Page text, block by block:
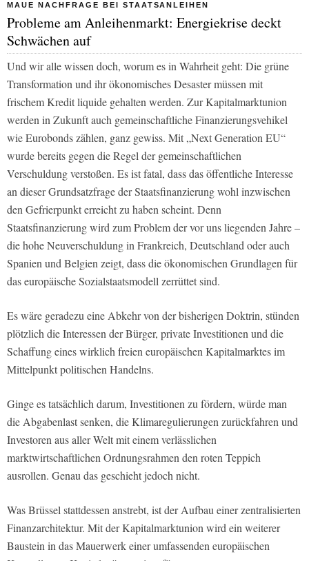
MAUE NACHFRAGE BEI STAATSANLEIHEN
Probleme am Anleihenmarkt: Energiekrise deckt
Schwächen auf
Und wir alle wissen doch, worum es in Wahrheit geht: Die grüne
Transformation und ihr ökonomisches Desaster müssen mit
frischem Kredit liquide gehalten werden. Zur Kapitalmarktunion
werden in Zukunft auch gemeinschaftliche Finanzierungsvehikel
wie Eurobonds zählen, ganz gewiss. Mit „Next Generation EU“
wurde bereits gegen die Regel der gemeinschaftlichen
Verschuldung verstoßen. Es ist fatal, dass das öffentliche Interesse
an dieser Grundsatzfrage der Staatsfinanzierung wohl inzwischen
den Gefrierpunkt erreicht zu haben scheint. Denn
Staatsfinanzierung wird zum Problem der vor uns liegenden Jahre –
die hohe Neuverschuldung in Frankreich, Deutschland oder auch
Spanien und Belgien zeigt, dass die ökonomischen Grundlagen für
das europäische Sozialstaatsmodell zerrüttet sind.
Es wäre geradezu eine Abkehr von der bisherigen Doktrin, stünden
plötzlich die Interessen der Bürger, private Investitionen und die
Schaffung eines wirklich freien europäischen Kapitalmarktes im
Mittelpunkt politischen Handelns.
Ginge es tatsächlich darum, Investitionen zu fördern, würde man
die Abgabenlast senken, die Klimaregulierungen zurückfahren und
Investoren aus aller Welt mit einem verlässlichen
marktwirtschaftlichen Ordnungsrahmen den roten Teppich
ausrollen. Genau das geschieht jedoch nicht.
Was Brüssel stattdessen anstrebt, ist der Aufbau einer zentralisierten
Finanzarchitektur. Mit der Kapitalmarktunion wird ein weiterer
Baustein in das Mauerwerk einer umfassenden europäischen